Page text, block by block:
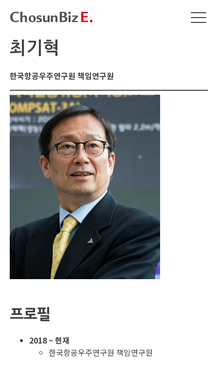
최기혁
한국항공우주연구원 책임연구원
프로필
2018 ~ 현재
한국항공우주연구원 책임연구원